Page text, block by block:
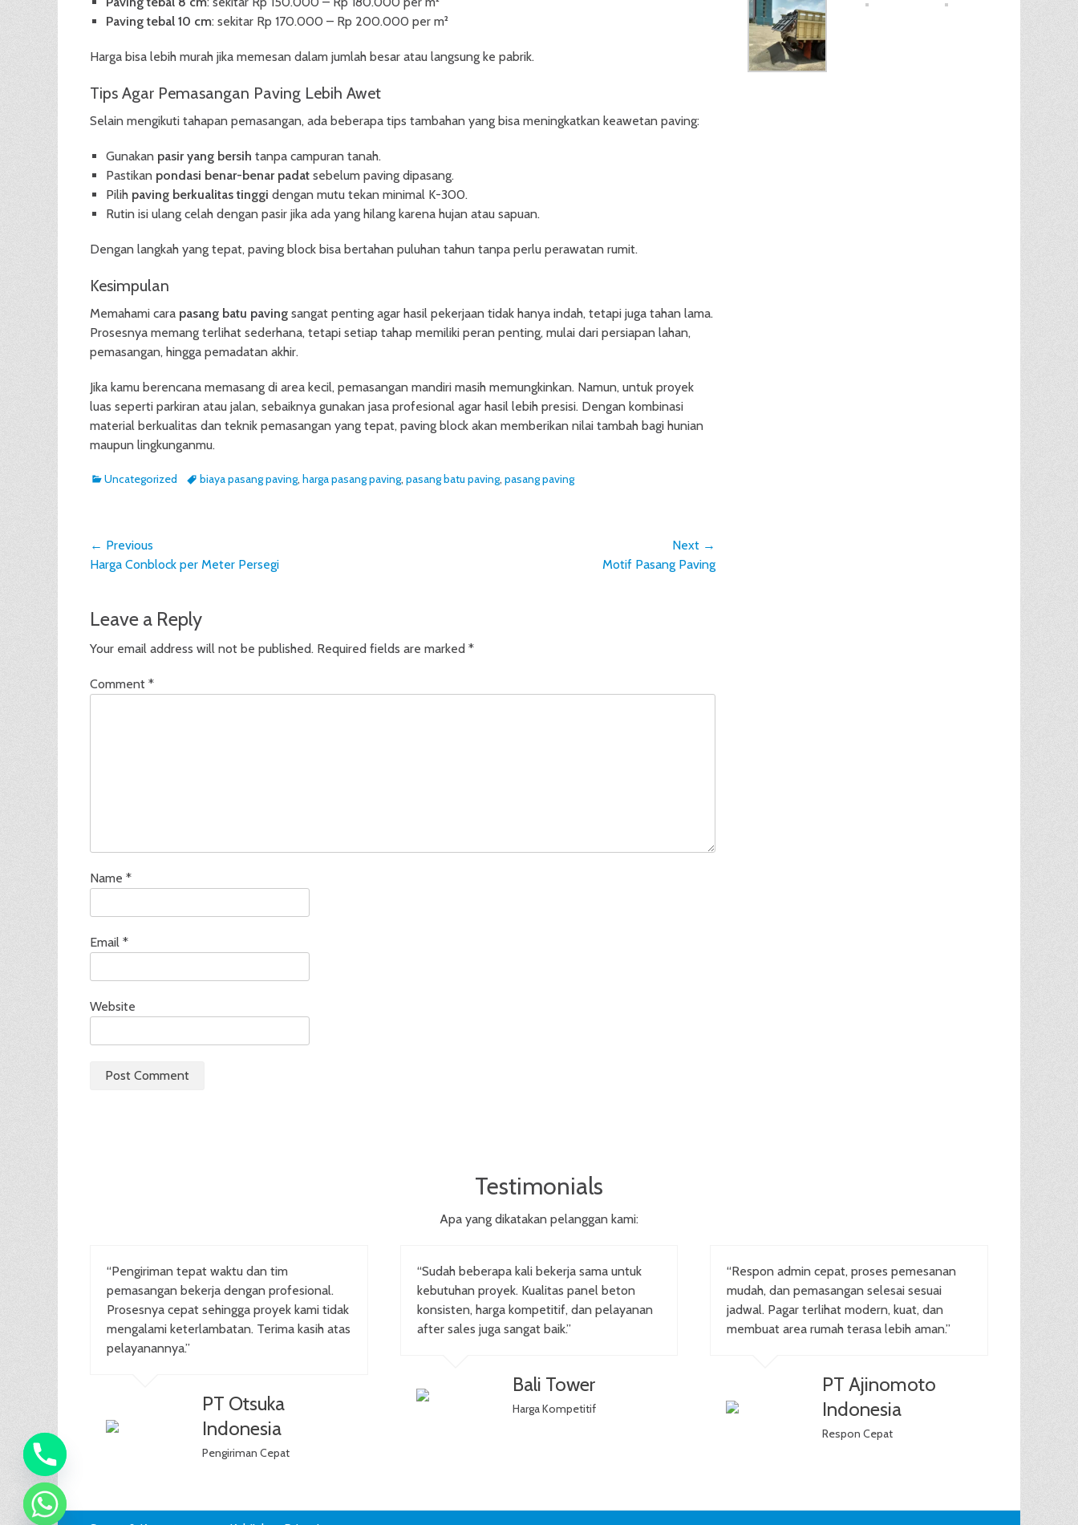
Paving tebal 10 cm: sekitar Rp 170.000 – Rp 200.000 per m²
Harga bisa lebih murah jika memesan dalam jumlah besar atau langsung ke pabrik.
Tips Agar Pemasangan Paving Lebih Awet
Selain mengikuti tahapan pemasangan, ada beberapa tips tambahan yang bisa meningkatkan keawetan paving:
Gunakan pasir yang bersih tanpa campuran tanah.
Pastikan pondasi benar-benar padat sebelum paving dipasang.
Pilih paving berkualitas tinggi dengan mutu tekan minimal K-300.
Rutin isi ulang celah dengan pasir jika ada yang hilang karena hujan atau sapuan.
Dengan langkah yang tepat, paving block bisa bertahan puluhan tahun tanpa perlu perawatan rumit.
Kesimpulan
Memahami cara pasang batu paving sangat penting agar hasil pekerjaan tidak hanya indah, tetapi juga tahan lama.
Prosesnya memang terlihat sederhana, tetapi setiap tahap memiliki peran penting, mulai dari persiapan lahan,
pemasangan, hingga pemadatan akhir.
Jika kamu berencana memasang di area kecil, pemasangan mandiri masih memungkinkan. Namun, untuk proyek
luas seperti parkiran atau jalan, sebaiknya gunakan jasa profesional agar hasil lebih presisi. Dengan kombinasi
material berkualitas dan teknik pemasangan yang tepat, paving block akan memberikan nilai tambah bagi hunian
maupun lingkunganmu.
Categories
Uncategorized Tagsbiaya pasang paving, harga pasang paving, pasang batu paving, pasang paving
Post
navigation
← Previous
Previous
Harga Conblock per Meter Persegi
Next →
Motif Pasang Paving
Leave a Reply
Your email address will not be published. Required fields are marked *
Comment *
Name *
Email *
Website
Testimonials
Apa yang dikatakan pelanggan kami:
“Pengiriman tepat waktu dan tim
pemasangan bekerja dengan profesional.
Prosesnya cepat sehingga proyek kami tidak
mengalami keterlambatan. Terima kasih atas
pelayanannya.”
PT Otsuka
Indonesia
Pengiriman Cepat
“Sudah beberapa kali bekerja sama untuk
kebutuhan proyek. Kualitas panel beton
konsisten, harga kompetitif, dan pelayanan
after sales juga sangat baik.”
Bali Tower
Harga Kompetitif
“Respon admin cepat, proses pemesanan
mudah, dan pemasangan selesai sesuai
jadwal. Pagar terlihat modern, kuat, dan
membuat area rumah terasa lebih aman.”
PT Ajinomoto
Indonesia
Respon Cepat
chaty